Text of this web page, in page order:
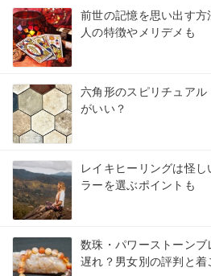
前世の記憶を思い出す
人の特徴やメリデメも
六角形のスピリチュア
がいい？
レイキヒーリングは怪
ラーを選ぶポイントも
数珠・パワーストーン
遅れ？男女別の評判と着